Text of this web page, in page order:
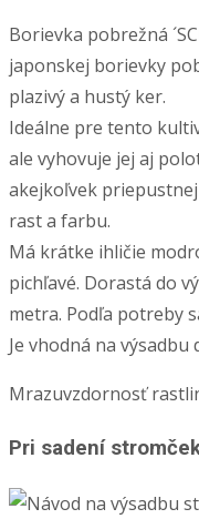
Borievka pobrežná
japonskej borievky
plazivý a hustý ker.
Ideálne pre tento
ale vyhovuje jej aj
akejkoľvek
rast a farbu.
Má krátke ihličie
pichľavé. Dorastá do
metra. Podľa potreby
Je vhodná na
Mrazuvzdornosť
Pri sadení